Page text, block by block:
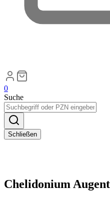
0
Suche
Schließen
Chelidonium